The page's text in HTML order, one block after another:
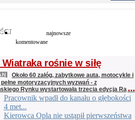
najnowsze
komentowane
Wiatraka rośnie w siłę
Około 60 załóg, zabytkowe auta, motocykle i
motoryzacyjnych wyzwań - z
Rynku wystartowała trzecia edycja Ra ...
Pracownik wpadł do kanału o głębokości
4 met...
Kierowca Opla nie ustąpił pierwszeństwa